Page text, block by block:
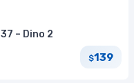
– Dino 2
$139